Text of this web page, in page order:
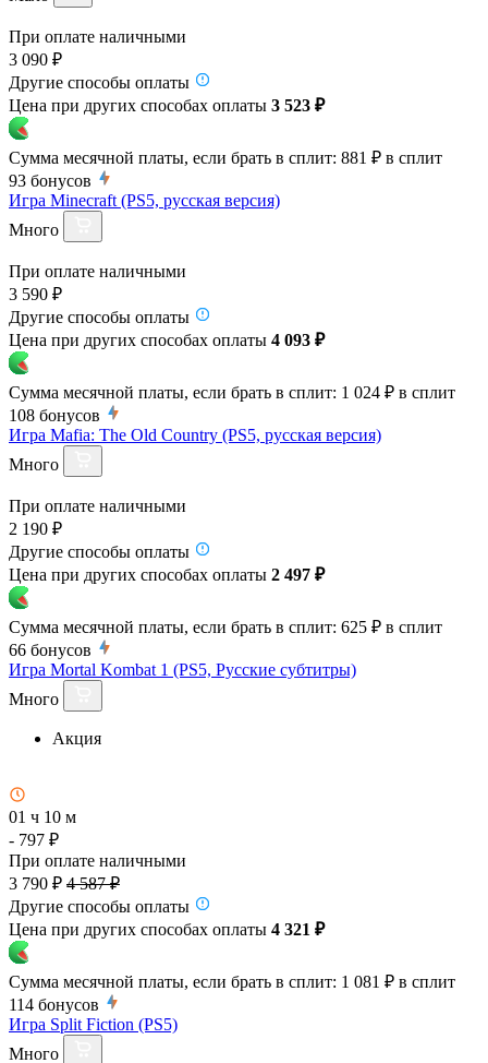
При оплате наличными
3 090 ₽
Другие способы оплаты
Цена при других способах оплаты 3 523 ₽
Сумма месячной платы, если брать в сплит: 881 ₽ в сплит
93 бонусов
Игра Minecraft (PS5, русская версия)
Много
При оплате наличными
3 590 ₽
Другие способы оплаты
Цена при других способах оплаты 4 093 ₽
Сумма месячной платы, если брать в сплит: 1 024 ₽ в сплит
108 бонусов
Игра Mafia: The Old Country (PS5, русская версия)
Много
При оплате наличными
2 190 ₽
Другие способы оплаты
Цена при других способах оплаты 2 497 ₽
Сумма месячной платы, если брать в сплит: 625 ₽ в сплит
66 бонусов
Игра Mortal Kombat 1 (PS5, Русские субтитры)
Много
Акция
01 ч 10 м
- 797 ₽
При оплате наличными
3 790 ₽ 4 587 ₽
Другие способы оплаты
Цена при других способах оплаты 4 321 ₽
Сумма месячной платы, если брать в сплит: 1 081 ₽ в сплит
114 бонусов
Игра Split Fiction (PS5)
Много